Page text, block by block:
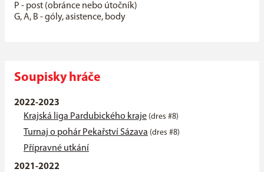
P - post (obránce nebo útočník)
G, A, B - góly, asistence, body
Soupisky hráče
2022-2023
Krajská liga Pardubického kraje (dres #8)
Turnaj o pohár Pekařství Sázava (dres #8)
Přípravné utkání
2021-2022